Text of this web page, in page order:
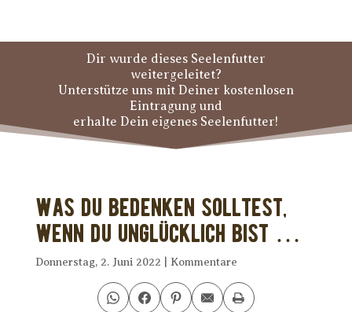
Dir wurde dieses Seelenfutter
weitergeleitet?
Unterstütze uns mit Deiner kostenlosen
Eintragung und
erhalte Dein eigenes Seelenfutter!
Was Du bedenken solltest,
wenn Du unglücklich bist …
Donnerstag, 2. Juni 2022 Kommentare